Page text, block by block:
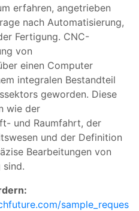
erfahren, angetrieben
nach Automatisierung,
Fertigung. CNC-
von
einen Computer
integralen Bestandteil
geworden. Diese
wie der
und Raumfahrt, der
und der Definition
Bearbeitungen von
sind.
sample_reques